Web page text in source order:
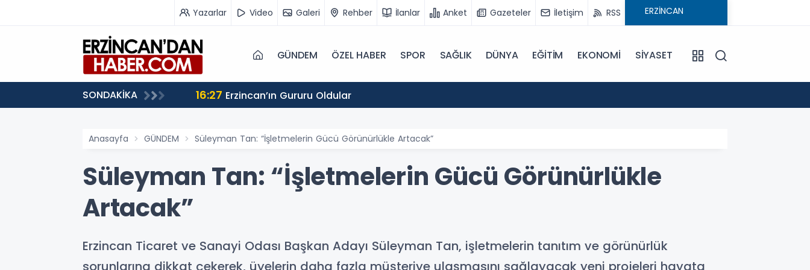
Yazarlar Video Galeri Rehber İlanlar Anket Gazeteler İletişim RSS
GÜNDEM ÖZEL HABER SPOR SAĞLIK DÜNYA EĞİTİM EKONOMİ SİYASET
SONDAKİKA 16:27 Erzincan’ın Gururu Oldular
Anasayfa GÜNDEM Süleyman Tan: “İşletmelerin Gücü Görünürlükle Artacak”
Süleyman Tan: “İşletmelerin Gücü Görünürlükle
Artacak”
Erzincan Ticaret ve Sanayi Odası Başkan Adayı Süleyman Tan, işletmelerin tanıtım ve görünürlük
sorunlarına dikkat çekerek, üyelerin daha fazla müşteriye ulaşmasını sağlayacak yeni projeleri hayata